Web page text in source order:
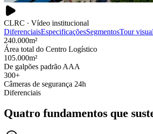
CLRC · Vídeo institucional
DiferenciaisEspecificaçõesSegmentosTour visual
240.000m²
Área total do Centro Logístico
105.000m²
De galpões padrão AAA
300+
Câmeras de segurança 24h
Diferenciais
Quatro fundamentos que